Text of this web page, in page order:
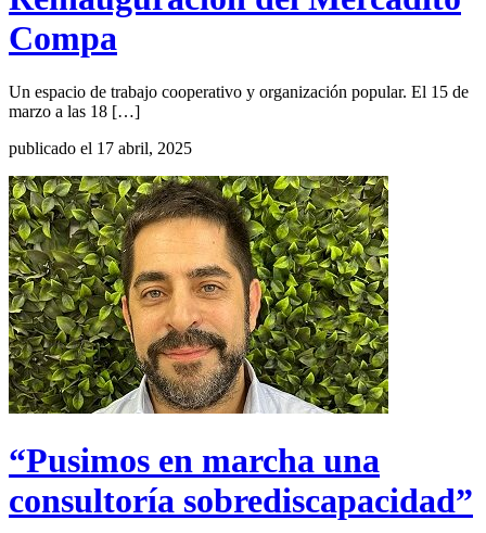
Compa
Un espacio de trabajo cooperativo y organización popular. El 15 de
marzo a las 18 […]
publicado el 17 abril, 2025
“Pusimos en marcha una
consultoría sobrediscapacidad”